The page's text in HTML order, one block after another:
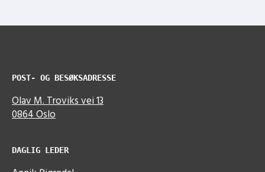
POST- OG BESØKSADRESSE
Olav M. Troviks vei 13
0864 Oslo
DAGLIG LEDER